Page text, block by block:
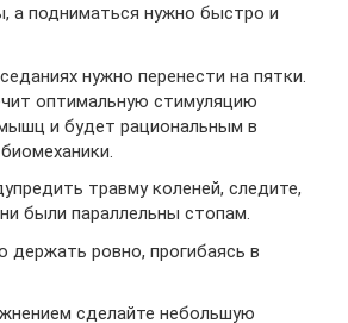
а подниматься нужно быстро и
нужно перенести на пятки.
оптимальную стимуляцию
и будет рациональным в
травму коленей, следите,
были параллельны стопам.
держать ровно, прогибаясь в
сделайте небольшую